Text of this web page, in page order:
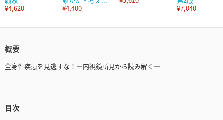
¥4,620
¥4,400
¥7,040
概要
全身性疾患を見逃すな！―内視鏡所見から読み解く―
目次